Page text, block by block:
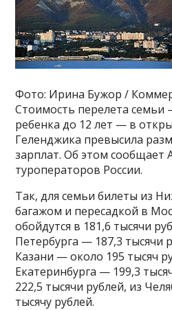
Фото: Ирина Бужор /
Стоимость перелета семьи
ребенка до 12 лет — в
Геленджика превысила
зарплат. Об этом сообщает
туроператоров России.
Так, для семьи билеты из
багажом и пересадкой в
обойдутся в 181,6 тысячи
Петербурга — 187,3 тысячи
Казани — около 195 тысяч
Екатеринбурга — 199,3
222,5 тысячи рублей, из
тысячу рублей.